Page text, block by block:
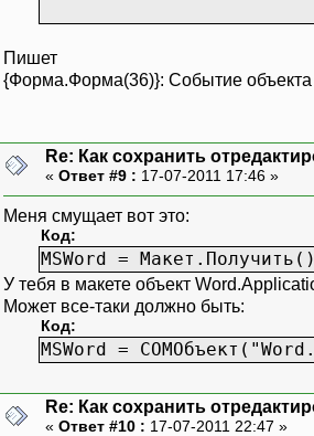
Пишет
{Форма.Форма(36)}: Событие
Re: Как сохранить
« Ответ #9 : 17-07-2011 17:46 »
Меня смущает вот это:
Код:
MSWord =
У тебя в макете объект
Может все-таки должно быть:
Код:
MSWord =
Re: Как сохранить
« Ответ #10 : 17-07-2011 22:47 »